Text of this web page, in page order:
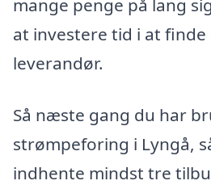
mange penge på lang
at investere tid i at
leverandør.
Så næste gang du har
strømpeforing i Lyngå,
indhente mindst tre